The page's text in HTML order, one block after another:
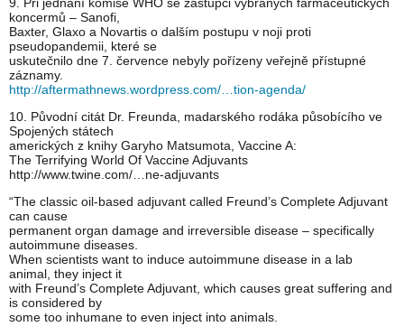
koncermů – Sanofi,
Baxter, Glaxo a Novartis o dalším postupu v noji proti
pseudopandemii, které se
uskutečnilo dne 7. července nebyly pořízeny veřejně přístupné
záznamy.
http://aftermathnews.wordpress.com/…tion-agenda/
10. Původní citát Dr. Freunda, madarského rodáka působícího ve
Spojených státech
amerických z knihy Garyho Matsumota, Vaccine A:
The Terrifying World Of Vaccine Adjuvants
http://www.twine.com/…ne-adjuvants
“The classic oil-based adjuvant called Freund’s Complete Adjuvant
can cause
permanent organ damage and irreversible disease – specifically
autoimmune diseases.
When scientists want to induce autoimmune disease in a lab
animal, they inject it
with Freund’s Complete Adjuvant, which causes great suffering and
is considered by
some too inhumane to even inject into animals.